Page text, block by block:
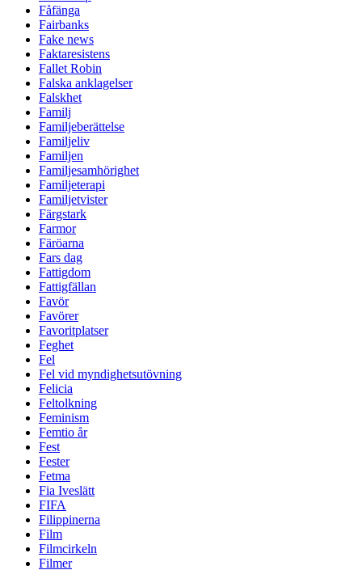
Fåfänga
Fairbanks
Fake news
Faktaresistens
Fallet Robin
Falska anklagelser
Falskhet
Familj
Familjeberättelse
Familjeliv
Familjen
Familjesamhörighet
Familjeterapi
Familjetvister
Färgstark
Farmor
Färöarna
Fars dag
Fattigdom
Fattigfällan
Favör
Favörer
Favoritplatser
Feghet
Fel
Fel vid myndighetsutövning
Felicia
Feltolkning
Feminism
Femtio år
Fest
Fester
Fetma
Fia Iveslätt
FIFA
Filippinerna
Film
Filmcirkeln
Filmer